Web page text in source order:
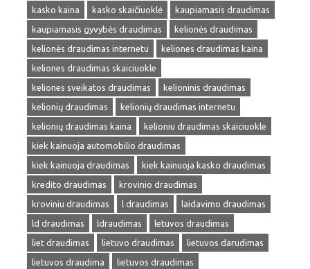
kasko kaina
kasko skaičiuoklė
kaupiamasis draudimas
kaupiamasis gyvybės draudimas
kelionės draudimas
kelionės draudimas internetu
keliones draudimas kaina
keliones draudimas skaiciuokle
keliones sveikatos draudimas
kelioninis draudimas
kelionių draudimas
kelionių draudimas internetu
kelionių draudimas kaina
kelioniu draudimas skaiciuokle
kiek kainuoja automobilio draudimas
kiek kainuoja draudimas
kiek kainuoja kasko draudimas
kredito draudimas
krovinio draudimas
kroviniu draudimas
l draudimas
laidavimo draudimas
ld draudimas
ldraudimas
letuvos draudimas
liet draudimas
lietuvo draudimas
lietuvos darudimas
lietuvos draudima
lietuvos draudimas